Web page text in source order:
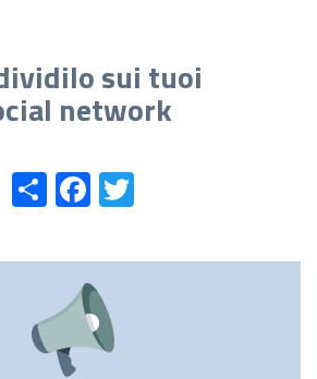
sui tuoi
network
ShareFacebook